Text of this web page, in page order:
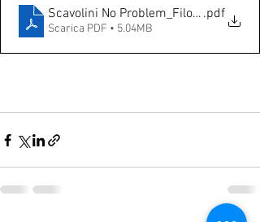
Scavolini No Problem_Filo Diretto
.pdf
Scarica PDF • 5.04MB